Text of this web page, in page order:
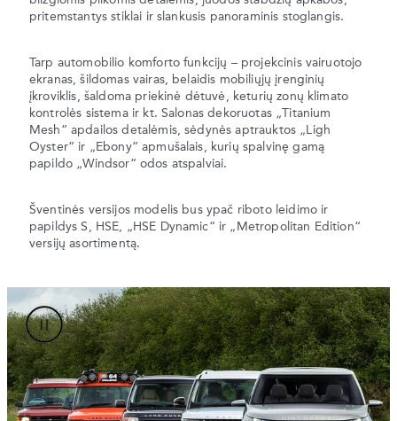
pritemstantys stiklai ir slankusis panoraminis stoglangis.
Tarp automobilio komforto funkcijų – projekcinis vairuotojo
ekranas, šildomas vairas, belaidis mobiliųjų įrenginių
įkroviklis, šaldoma priekinė dėtuvė, keturių zonų klimato
kontrolės sistema ir kt. Salonas dekoruotas „Titanium
Mesh“ apdailos detalėmis, sėdynės aptrauktos „Ligh
Oyster“ ir „Ebony“ apmušalais, kurių spalvinę gamą
papildo „Windsor“ odos atspalviai.
Šventinės versijos modelis bus ypač riboto leidimo ir
papildys S, HSE, „HSE Dynamic“ ir „Metropolitan Edition“
versijų asortimentą.